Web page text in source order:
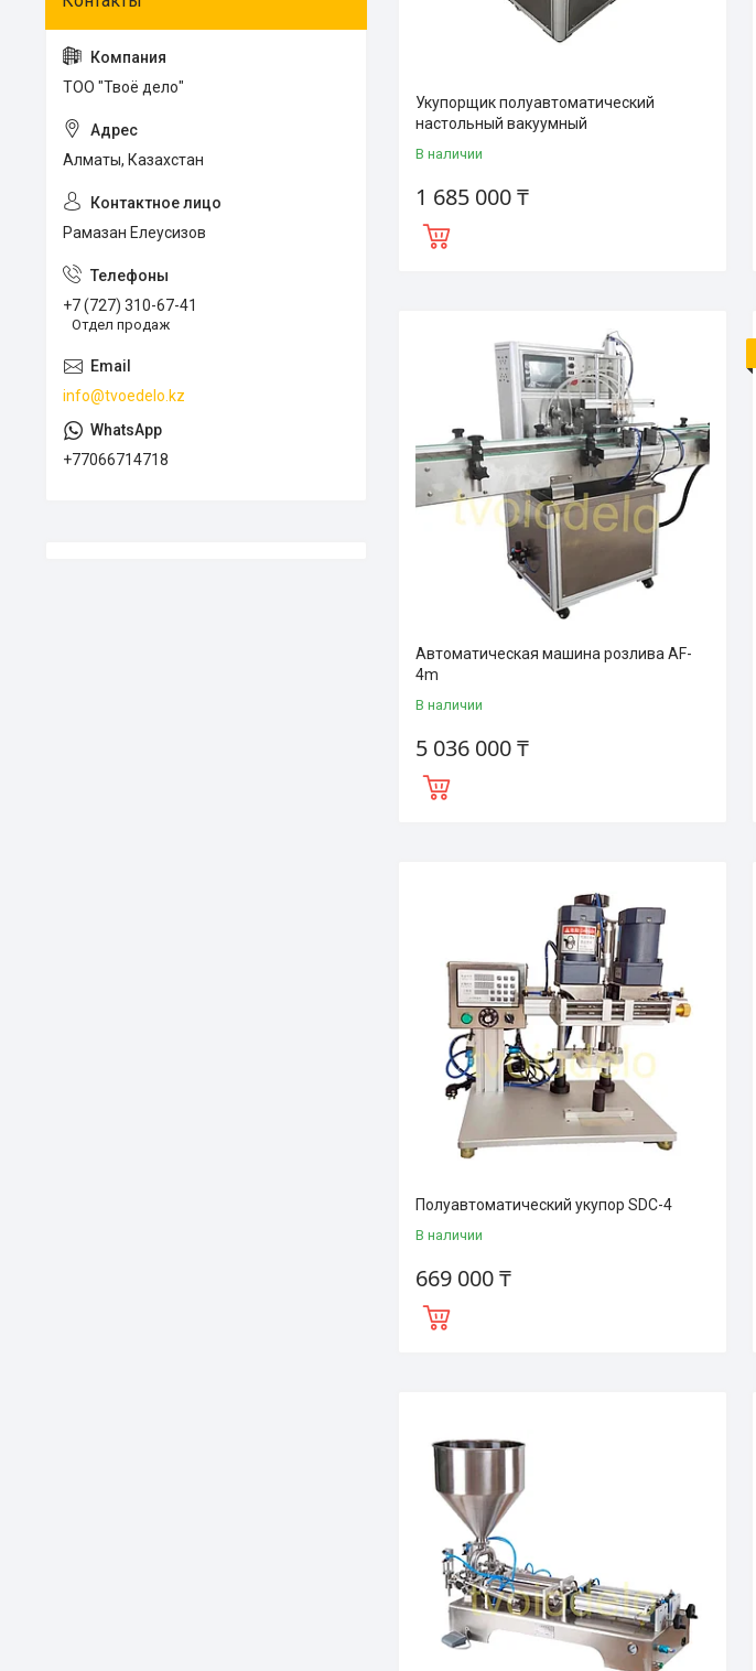
Укупорщик полуавтоматический
настольный вакуумный
В наличии
1 685 000 ₸
Автоматическая машина розлива AF-
4m
В наличии
5 036 000 ₸
Полуавтоматический укупор SDC-4
В наличии
669 000 ₸
ТОО "Твоё дело"
Алматы, Казахстан
Рамазан Елеусизов
+7 (727) 310-67-41
Отдел продаж
info@tvoedelo.kz
+77066714718